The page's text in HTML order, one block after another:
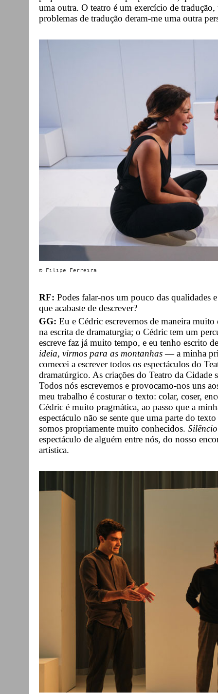
uma outra. O teatro é um exercício de tradução,
problemas de tradução deram-me uma outra
RF: Podes falar-nos um pouco das qualidades
que acabaste de descrever?
GG: Eu e Cédric escrevemos de maneira
na escrita de dramaturgia; o Cédric tem um
escreve faz já muito tempo, e eu tenho escrito
ideia, virmos para as montanhas— a minha
comecei a escrever todos os espectáculos do
dramatúrgico. As criações do Teatro da Cidade
Todos nós escrevemos e provocamo-nos uns
meu trabalho é costurar o texto: colar, coser,
Cédric é muito pragmática, ao passo que a
espectáculo não se sente que uma parte do
somos propriamente muito conhecidos. Silêncio
espectáculo de alguém entre nós, do nosso
artística.